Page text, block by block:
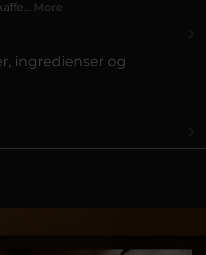
More
ingredienser og